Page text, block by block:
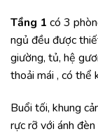
Tầng 1 có 3
ngủ đều được
giường, tủ, hệ
thoải mái , có thể
Buổi tối, khung
rực rỡ với ánh